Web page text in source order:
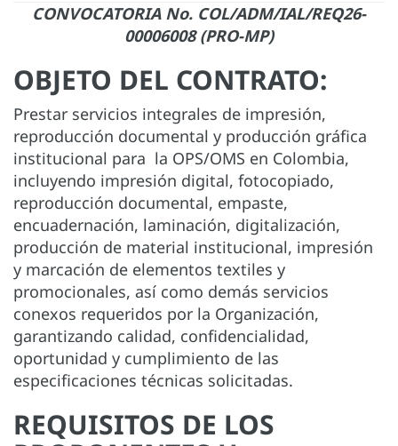
CONVOCATORIA No. COL/ADM/IAL/REQ26-
00006008 (PRO-MP)
OBJETO DEL CONTRATO:
Prestar servicios integrales de impresión,
reproducción documental y producción gráfica
institucional para la OPS/OMS en Colombia,
incluyendo impresión digital, fotocopiado,
reproducción documental, empaste,
encuadernación, laminación, digitalización,
producción de material institucional, impresión
y marcación de elementos textiles y
promocionales, así como demás servicios
conexos requeridos por la Organización,
garantizando calidad, confidencialidad,
oportunidad y cumplimiento de las
especificaciones técnicas solicitadas.
REQUISITOS DE LOS